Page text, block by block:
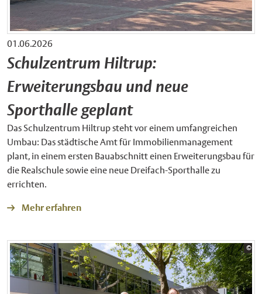
01.06.2026
Schulzentrum Hiltrup:
Erweiterungsbau und neue
Sporthalle geplant
Das Schulzentrum Hiltrup steht vor einem umfangreichen
Umbau: Das städtische Amt für Immobilienmanagement
plant, in einem ersten Bauabschnitt einen Erweiterungsbau für
die Realschule sowie eine neue Dreifach-Sporthalle zu
errichten.
Mehr erfahren
©